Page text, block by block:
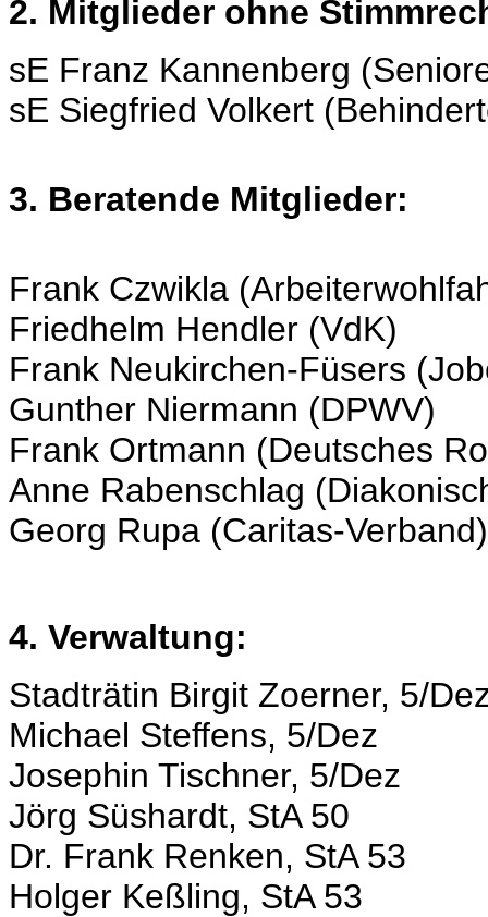
2. Mitglieder ohne
sE Franz Kannenberg
sE Siegfried Volkert
3. Beratende Mitglieder:
Frank Czwikla
Friedhelm Hendler (VdK)
Frank Neukirchen-Füsers
Gunther Niermann (DPWV)
Frank Ortmann (Deutsches
Anne Rabenschlag
Georg Rupa (Caritas-Verband)
4. Verwaltung:
Stadträtin Birgit Zoerner, 5/
Michael Steffens, 5/Dez
Josephin Tischner, 5/Dez
Jörg Süshardt, StA 50
Dr. Frank Renken, StA 53
Holger Keßling, StA 53